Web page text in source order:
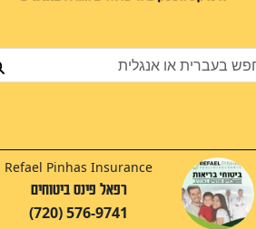
Refael Pinhas Insurance
רפאל פינס ביטוחים
(720) 576-9741